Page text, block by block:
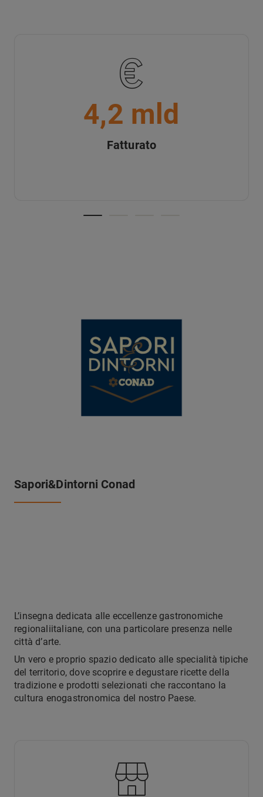
4,2 mld
Fatturato
Sapori&Dintorni Conad
L’insegna dedicata alle eccellenze gastronomiche
regionaliitaliane, con una particolare presenza nelle
città d’arte.
Un vero e proprio spazio dedicato alle specialità tipiche
del territorio, dove scoprire e degustare ricette della
tradizione e prodotti selezionati che raccontano la
cultura enogastronomica del nostro Paese.